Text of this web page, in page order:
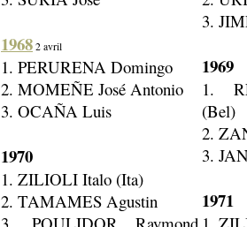
1968 2 avril
1. PERURENA Domingo
2. MOMEÑE José Antonio
3. OCAÑA Luis
1970
1. ZILIOLI Italo (Ita)
2. TAMAMES Agustin
3.
1969
1.
(Bel)
2.
3.
1971